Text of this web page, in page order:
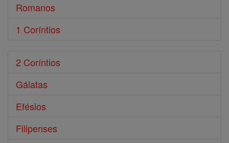
Romanos
1 Coríntios
2 Coríntios
Gálatas
Efésios
Filipenses